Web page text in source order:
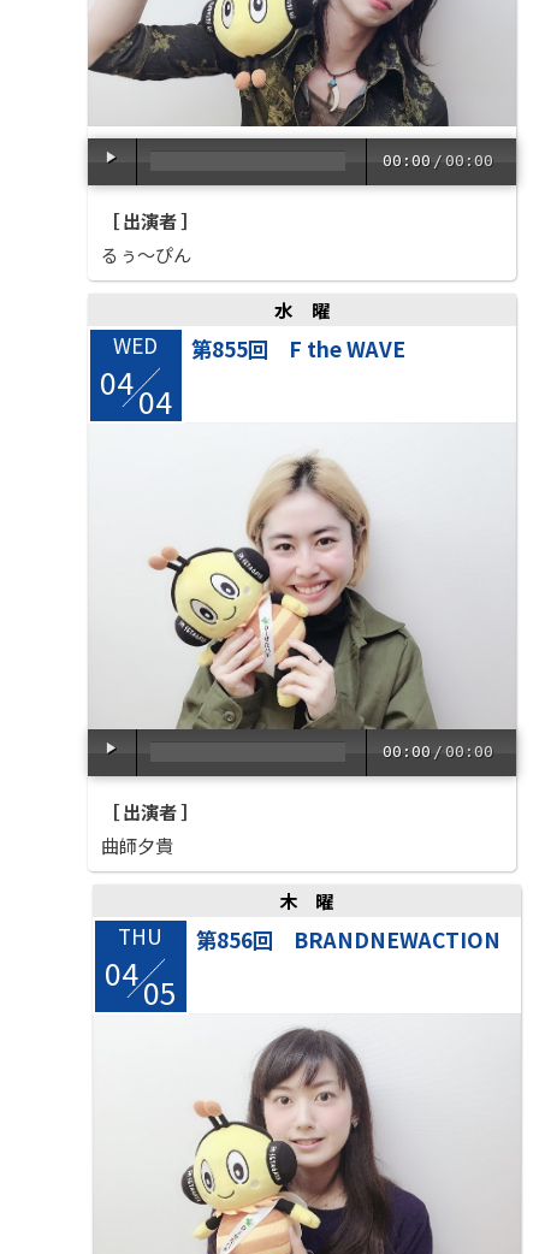
00:00 /00:00
［ 出演者 ］
るぅ～ぴん
水曜
WED
0404
第855回 F the WAVE
00:00 /00:00
［ 出演者 ］
曲師夕貴
木曜
THU
0405
第856回 BRANDNEWACTION